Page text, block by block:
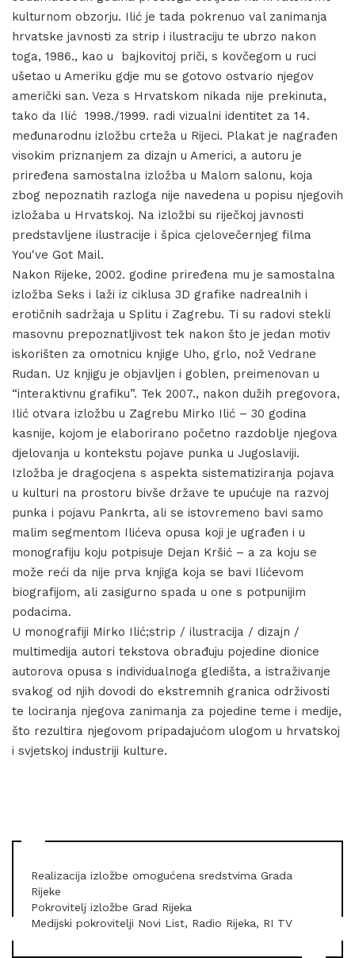
kulturnom obzorju. Ilić je tada pokrenuo val zanimanja
hrvatske javnosti za strip i ilustraciju te ubrzo nakon
toga, 1986., kao u bajkovitoj priči, s kovčegom u ruci
ušetao u Ameriku gdje mu se gotovo ostvario njegov
američki san. Veza s Hrvatskom nikada nije prekinuta,
tako da Ilić 1998./1999. radi vizualni identitet za 14.
međunarodnu izložbu crteža u Rijeci. Plakat je nagrađen
visokim priznanjem za dizajn u Americi, a autoru je
priređena samostalna izložba u Malom salonu, koja
zbog nepoznatih razloga nije navedena u popisu njegovih
izložaba u Hrvatskoj. Na izložbi su riječkoj javnosti
predstavljene ilustracije i špica cjelovečernjeg filma
You′ve Got Mail.
Nakon Rijeke, 2002. godine priređena mu je samostalna
izložba Seks i laži iz ciklusa 3D grafike nadrealnih i
erotičnih sadržaja u Splitu i Zagrebu. Ti su radovi stekli
masovnu prepoznatljivost tek nakon što je jedan motiv
iskorišten za omotnicu knjige Uho, grlo, nož Vedrane
Rudan. Uz knjigu je objavljen i goblen, preimenovan u
“interaktivnu grafiku”. Tek 2007., nakon dužih pregovora,
Ilić otvara izložbu u Zagrebu Mirko Ilić – 30 godina
kasnije, kojom je elaborirano početno razdoblje njegova
djelovanja u kontekstu pojave punka u Jugoslaviji.
Izložba je dragocjena s aspekta sistematiziranja pojava
u kulturi na prostoru bivše države te upućuje na razvoj
punka i pojavu Pankrta, ali se istovremeno bavi samo
malim segmentom Ilićeva opusa koji je ugrađen i u
monografiju koju potpisuje Dejan Kršić – a za koju se
može reći da nije prva knjiga koja se bavi Ilićevom
biografijom, ali zasigurno spada u one s potpunijim
podacima.
U monografiji Mirko Ilić;strip / ilustracija / dizajn /
multimedija autori tekstova obrađuju pojedine dionice
autorova opusa s individualnoga gledišta, a istraživanje
svakog od njih dovodi do ekstremnih granica održivosti
te lociranja njegova zanimanja za pojedine teme i medije,
što rezultira njegovom pripadajućom ulogom u hrvatskoj
i svjetskoj industriji kulture.
Realizacija izložbe omogućena sredstvima Grada
Rijeke
Pokrovitelj izložbe Grad Rijeka
Medijski pokrovitelji Novi List, Radio Rijeka, RI TV